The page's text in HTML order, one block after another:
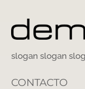
slogan slogan
CONTACTO